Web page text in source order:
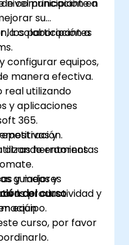
comunicación en
nivel principiante a
su
la colaboración a
los participantes
configurar equipos,
manera efectiva.
utilizando
y aplicaciones
365.
y
otras herramientas
y mejores
la productividad y
equipo.
entornos
guiadas y
del curso
curso, por favor